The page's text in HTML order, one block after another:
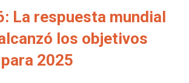
La respuesta mundial
los objetivos
2025